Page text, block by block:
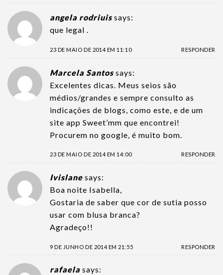
angela rodriuis says:
que legal .
23 DE MAIO DE 2014 EM 11:10 RESPONDER
Marcela Santos says:
Excelentes dicas. Meus seios são
médios/grandes e sempre consulto as
indicações de blogs, como este, e de um
site app Sweet’mm que encontrei!
Procurem no google, é muito bom.
23 DE MAIO DE 2014 EM 14:00 RESPONDER
Ivislane says:
Boa noite Isabella,
Gostaria de saber que cor de sutia posso
usar com blusa branca?
Agradeço!!
9 DE JUNHO DE 2014 EM 21:55 RESPONDER
rafaela says: